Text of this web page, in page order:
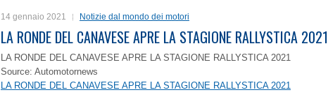
14 gennaio 2021 Notizie dal mondo dei motori
LA RONDE DEL CANAVESE APRE LA STAGIONE RALLYSTICA 2021
LA RONDE DEL CANAVESE APRE LA STAGIONE RALLYSTICA 2021
Source: Automotornews
LA RONDE DEL CANAVESE APRE LA STAGIONE RALLYSTICA 2021